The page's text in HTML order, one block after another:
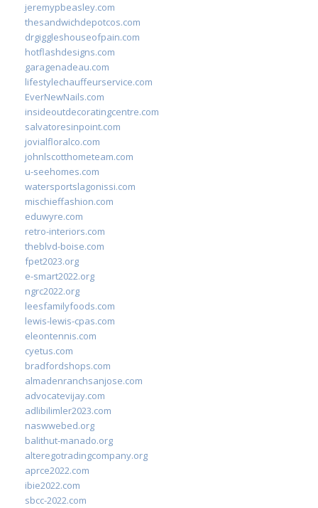
jeremypbeasley.com
thesandwichdepotcos.com
drgiggleshouseofpain.com
hotflashdesigns.com
garagenadeau.com
lifestylechauffeurservice.com
EverNewNails.com
insideoutdecoratingcentre.com
salvatoresinpoint.com
jovialfloralco.com
johnlscotthometeam.com
u-seehomes.com
watersportslagonissi.com
mischieffashion.com
eduwyre.com
retro-interiors.com
theblvd-boise.com
fpet2023.org
e-smart2022.org
ngrc2022.org
leesfamilyfoods.com
lewis-lewis-cpas.com
eleontennis.com
cyetus.com
bradfordshops.com
almadenranchsanjose.com
advocatevijay.com
adlibilimler2023.com
naswwebed.org
balithut-manado.org
alteregotradingcompany.org
aprce2022.com
ibie2022.com
sbcc-2022.com